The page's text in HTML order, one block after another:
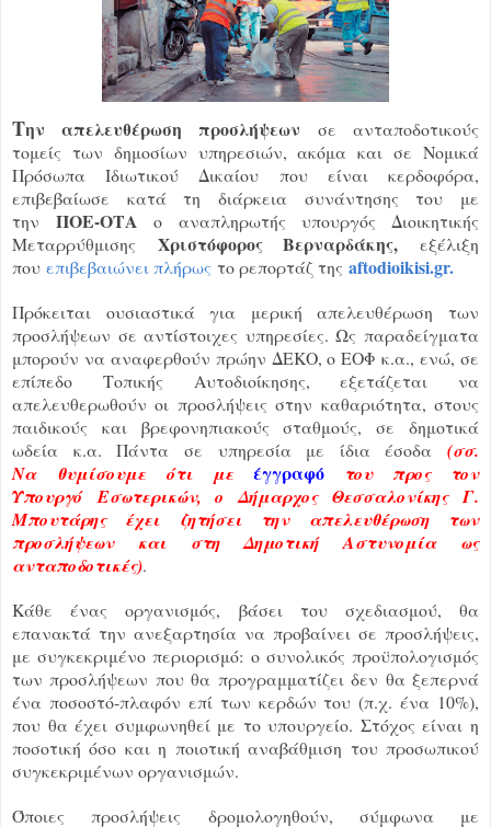
Την απελευθέρωση προσλήψεων σε ανταποδοτικούς
τομείς των δημοσίων υπηρεσιών, ακόμα και σε Νομικά
Πρόσωπα Ιδιωτικού Δικαίου που είναι κερδοφόρα,
επιβεβαίωσε κατά τη διάρκεια συνάντησης του με
τηνΠΟΕ-ΟΤΑ ο αναπληρωτής υπουργός Διοικητικής
Μεταρρύθμισης Χριστόφορος Βερναρδάκης,εξέλιξη
που επιβεβαιώνει πλήρως το ρεπορτάζ της aftodioikisi.gr.
Πρόκειται ουσιαστικά για μερική απελευθέρωση των
προσλήψεων σε αντίστοιχες υπηρεσίες. Ως παραδείγματα
μπορούν να αναφερθούν πρώην ΔΕΚΟ, ο ΕΟΦ κ.α., ενώ, σε
επίπεδο Τοπικής Αυτοδιοίκησης, εξετάζεται να
απελευθερωθούν οι προσλήψεις στην καθαριότητα, στους
παιδικούς και βρεφονηπιακούς σταθμούς, σε δημοτικά
ωδεία κ.α. Πάντα σε υπηρεσία με ίδια έσοδα (σσ.
Να θυμίσουμε ότι με έγγραφό του προς τον
Υπουργό Εσωτερικών, ο Δήμαρχος Θεσσαλονίκης Γ.
Μπουτάρης έχει ζητήσει την απελευθέρωση των
προσλήψεων και στη Δημοτική Αστυνομία ως
ανταποδοτικές).
Κάθε ένας οργανισμός, βάσει του σχεδιασμού, θα
επανακτά την ανεξαρτησία να προβαίνει σε προσλήψεις,
με συγκεκριμένο περιορισμό: ο συνολικός προϋπολογισμός
των προσλήψεων που θα προγραμματίζει δεν θα ξεπερνά
ένα ποσοστό-πλαφόν επί των κερδών του (π.χ. ένα 10%),
που θα έχει συμφωνηθεί με το υπουργείο. Στόχος είναι η
ποσοτική όσο και η ποιοτική αναβάθμιση του προσωπικού
συγκεκριμένων οργανισμών.
Όποιες προσλήψεις δρομολογηθούν, σύμφωνα με